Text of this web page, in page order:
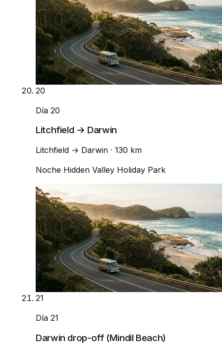
20
Día 20
Litchfield → Darwin
Litchfield → Darwin · 130 km
Noche Hidden Valley Holiday Park
21
Día 21
Darwin drop-off (Mindil Beach)